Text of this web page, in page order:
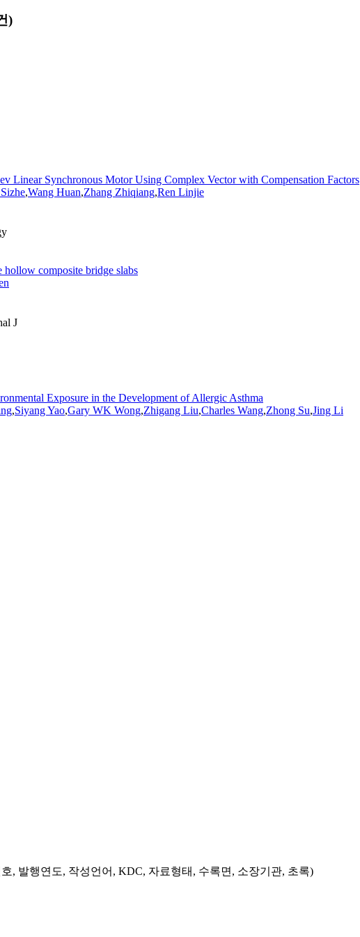
)
Linear Synchronous Motor Using Complex Vector with Compensation Factors
Sizhe,Wang Huan,Zhang Zhiqiang,Ren Linjie
composite bridge slabs
J
Exposure in the Development of Allergic Asthma
,Siyang Yao,Gary WK Wong,Zhigang Liu,Charles Wang,Zhong Su,Jing Li
, 발행연도, 작성언어, KDC, 자료형태, 수록면, 소장기관, 초록)